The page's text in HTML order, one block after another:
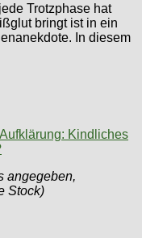
Trotzphase hat
bringt ist in ein
In diesem
Kindliches
angegeben,
Stock)